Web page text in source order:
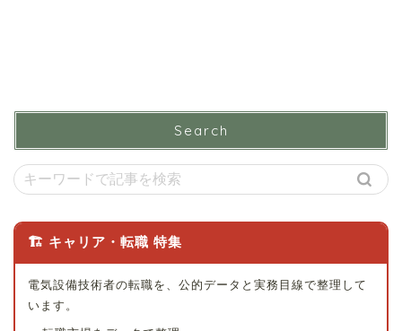
Search
🏗 キャリア・転職 特集
電気設備技術者の転職を、公的データと実務目線で整理して
います。